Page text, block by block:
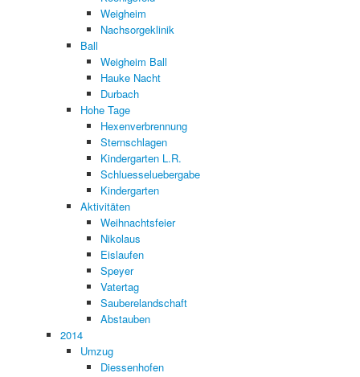
Weigheim
Nachsorgeklinik
Ball
Weigheim Ball
Hauke Nacht
Durbach
Hohe Tage
Hexenverbrennung
Sternschlagen
Kindergarten L.R.
Schluesseluebergabe
Kindergarten
Aktivitäten
Weihnachtsfeier
Nikolaus
Eislaufen
Speyer
Vatertag
Sauberelandschaft
Abstauben
2014
Umzug
Diessenhofen